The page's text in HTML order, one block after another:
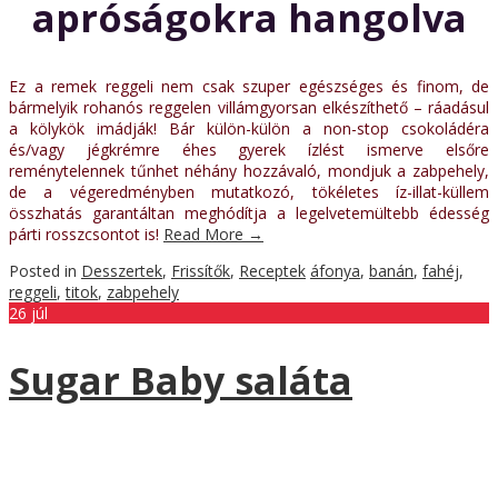
apróságokra hangolva
Ez a remek reggeli nem csak szuper egészséges és finom, de
bármelyik rohanós reggelen villámgyorsan elkészíthető – ráadásul
a kölykök imádják! Bár külön-külön a non-stop csokoládéra
és/vagy jégkrémre éhes gyerek ízlést ismerve elsőre
reménytelennek tűnhet néhány hozzávaló, mondjuk a zabpehely,
de a végeredményben mutatkozó, tökéletes íz-illat-küllem
összhatás garantáltan meghódítja a legelvetemültebb édesség
párti rosszcsontot is! Read More →
Posted in Desszertek, Frissítők, Receptek áfonya, banán, fahéj,
reggeli,titok, zabpehely
26 júl
Sugar Baby saláta